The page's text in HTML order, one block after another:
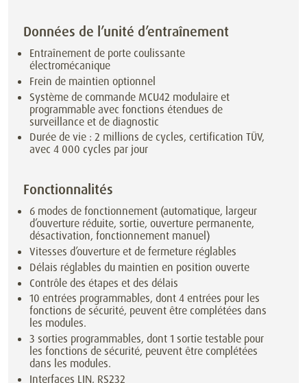
Données de l’unité d’entraînement
Entraînement de porte coulissante
électromécanique
Frein de maintien optionnel
Système de commande MCU42 modulaire et
programmable avec fonctions étendues de
surveillance et de diagnostic
Durée de vie : 2 millions de cycles, certification TÜV,
avec 4 000 cycles par jour
Fonctionnalités
6 modes de fonctionnement (automatique, largeur
d’ouverture réduite, sortie, ouverture permanente,
désactivation, fonctionnement manuel)
Vitesses d’ouverture et de fermeture réglables
Délais réglables du maintien en position ouverte
Contrôle des étapes et des délais
10 entrées programmables, dont 4 entrées pour les
fonctions de sécurité, peuvent être complétées dans
les modules.
3 sorties programmables, dont 1 sortie testable pour
les fonctions de sécurité, peuvent être complétées
dans les modules.
Interfaces LIN, RS232